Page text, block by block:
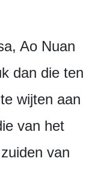
Ao Nuan
dan die ten
wijten aan
van het
van